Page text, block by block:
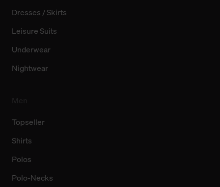
Dresses / Skirts
Leisure Suits
Underwear
Nightwear
Topseller
Shirts
Polos
Polo-Necks